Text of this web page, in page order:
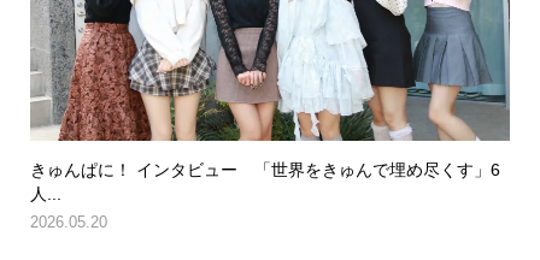
きゅんぱに！ インタビュー 「世界をきゅんで埋め尽くす」6
人...
2026.05.20